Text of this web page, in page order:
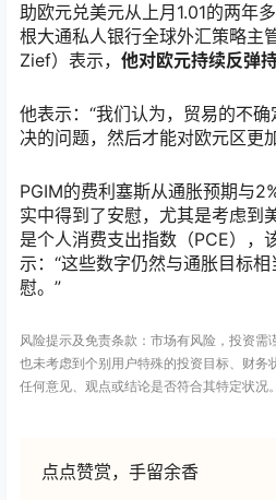
助欧元兑美元从上月1.01的两年
根大通私人银行全球外汇策略主
Zief）表示， 他对欧元持续反弹
他表示：“我们认为，贸易的不
决的问题，然后才能对欧元区更
PGIM的费利塞斯从通胀预期与
实中得到了安慰，尤其是考虑到
是个人消费支出指数（PCE），
示：“这些数字仍然与通胀目标
慰。”
风险提示及免责条款：市场有风险，投资需
也未考虑到个别用户特殊的投资目标、财务
任何意见、观点或结论是否符合其特定状况
点点赞赏，手留余香